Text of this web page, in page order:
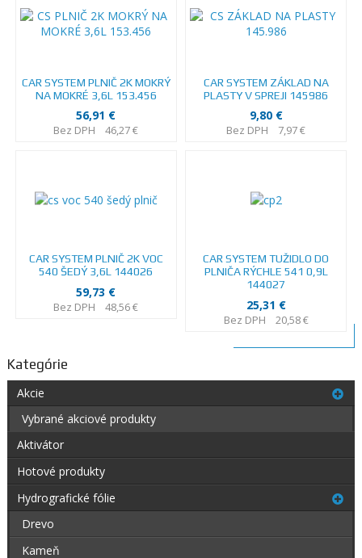
CAR SYSTEM PLNIČ 2K MOKRÝ
NA MOKRÉ 3,6L 153.456
56,91 €
Bez DPH 46,27 €
CAR SYSTEM ZÁKLAD NA
PLASTY V SPREJI 145986
9,80 €
Bez DPH 7,97 €
CAR SYSTEM PLNIČ 2K VOC
540 ŠEDÝ 3,6L 144026
59,73 €
Bez DPH 48,56 €
CAR SYSTEM TUŽIDLO DO
PLNIČA RÝCHLE 541 0,9L
144027
25,31 €
Bez DPH 20,58 €
Kategórie
Akcie
Vybrané akciové produkty
Aktivátor
Hotové produkty
Hydrografické fólie
Drevo
Kameň